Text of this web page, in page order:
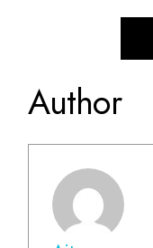
Author